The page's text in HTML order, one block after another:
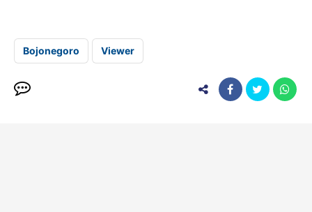
Bojonegoro Viewer